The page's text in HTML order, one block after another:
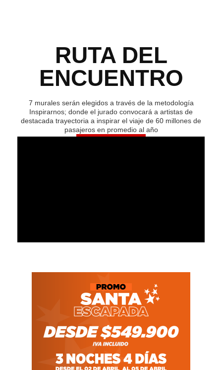
RUTA DEL
ENCUENTRO
7 murales serán elegidos a través de la metodología
Inspirarnos; donde el jurado convocará a artistas de
destacada trayectoria a inspirar el viaje de 60 millones de
pasajeros en promedio al año